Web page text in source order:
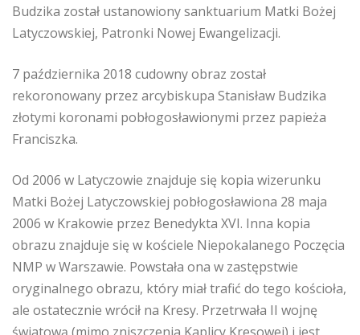
Budzika został ustanowiony sanktuarium Matki Bożej
Latyczowskiej, Patronki Nowej Ewangelizacji.
7 października 2018 cudowny obraz został
rekoronowany przez arcybiskupa Stanisław Budzika
złotymi koronami pobłogosławionymi przez papieża
Franciszka.
Od 2006 w Latyczowie znajduje się kopia wizerunku
Matki Bożej Latyczowskiej pobłogosławiona 28 maja
2006 w Krakowie przez Benedykta XVI. Inna kopia
obrazu znajduje się w kościele Niepokalanego Poczęcia
NMP w Warszawie. Powstała ona w zastępstwie
oryginalnego obrazu, który miał trafić do tego kościoła,
ale ostatecznie wrócił na Kresy. Przetrwała II wojnę